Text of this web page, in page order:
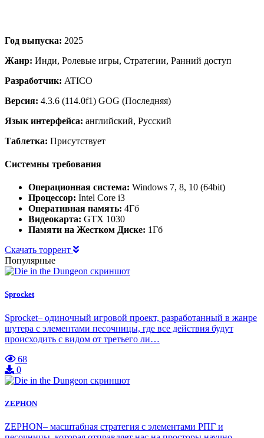
Год выпуска: 2025
Жанр: Инди, Ролевые игры, Стратегии, Ранний доступ
Разработчик: ATICO
Версия: 4.3.6 (114.0f1) GOG (Последняя)
Язык интерфейса: английский, Русский
Таблетка: Присутствует
Системны требования
Операционная система: Windows 7, 8, 10 (64bit)
Процессор: Intel Core i3
Оперативная память: 4Гб
Видеокарта: GTX 1030
Памяти на Жестком Диске: 1Гб
Скачать торрент
Популярные
Sprocket
Sprocket– одиночный игровой проект, разработанный в жанре
шутера с элементами песочницы, где все действия будут
происходить с видом от третьего ли…
68
0
ZEPHON
ZEPHON– масштабная стратегия с элементами РПГ и